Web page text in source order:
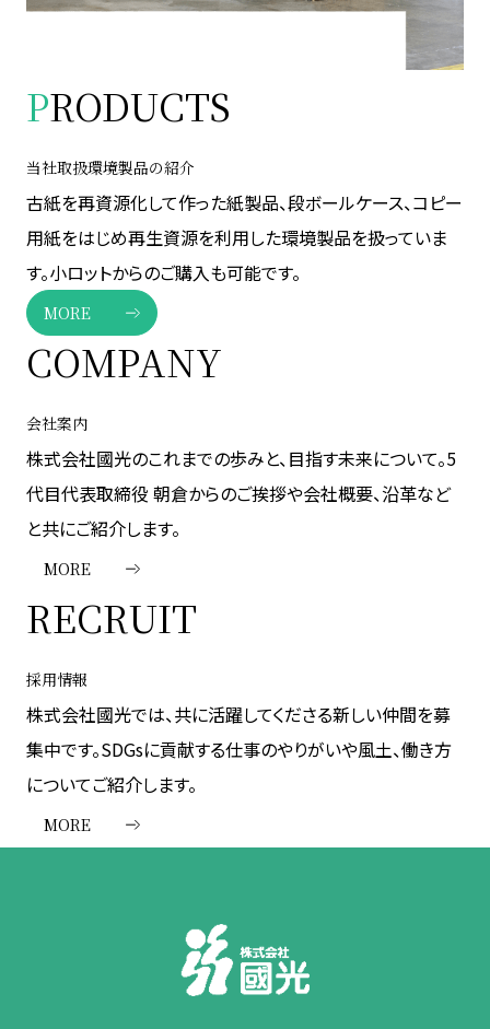
PRODUCTS
当社取扱環境製品の紹介
古紙を再資源化して作った紙製品、段ボールケース、コピー
用紙をはじめ再生資源を利用した環境製品を扱っていま
す。小ロットからのご購入も可能です。
MORE
COMPANY
会社案内
株式会社國光のこれまでの歩みと、目指す未来について。5
代目代表取締役 朝倉からのご挨拶や会社概要、沿革など
と共にご紹介します。
MORE
RECRUIT
採用情報
株式会社國光では、共に活躍してくださる新しい仲間を募
集中です。SDGsに貢献する仕事のやりがいや風土、働き方
についてご紹介します。
MORE